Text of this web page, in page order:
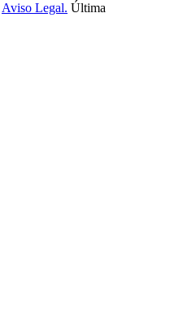
Aviso Legal. Última